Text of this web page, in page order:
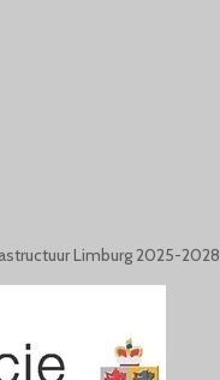
Limburg 2025-2028